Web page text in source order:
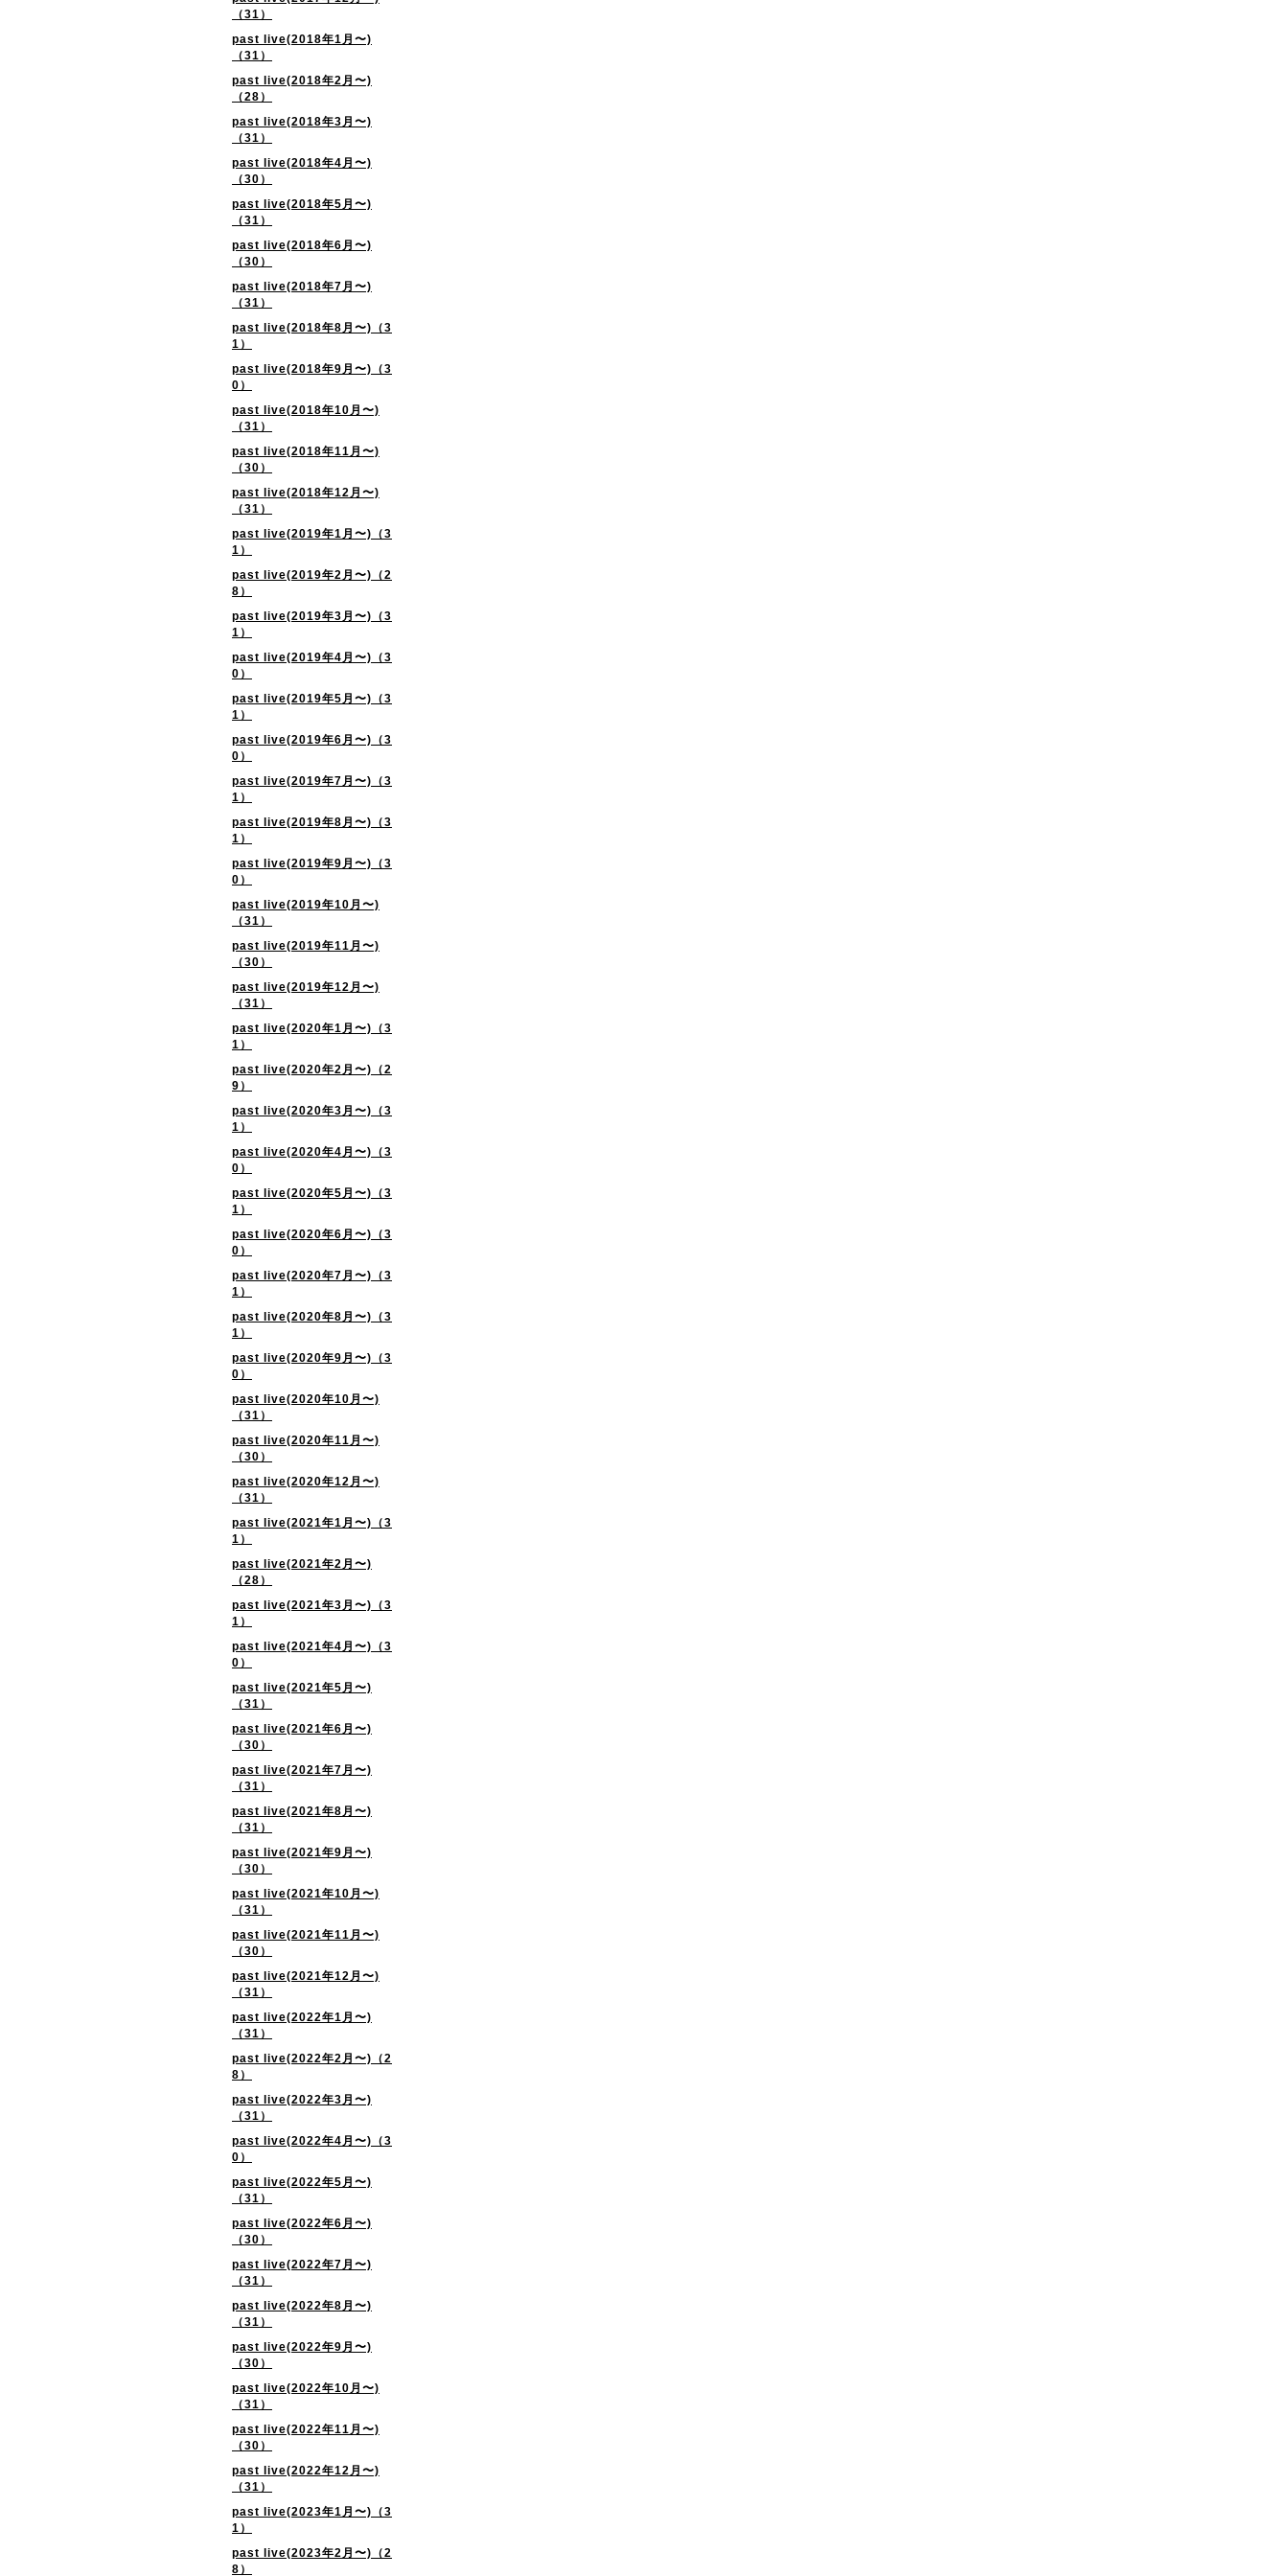
（31）
past live(2018年1月〜)
（31）
past live(2018年2月〜)
（28）
past live(2018年3月〜)
（31）
past live(2018年4月〜)
（30）
past live(2018年5月〜)
（31）
past live(2018年6月〜)
（30）
past live(2018年7月〜)
（31）
past live(2018年8月〜)（3
1）
past live(2018年9月〜)（3
0）
past live(2018年10月〜)
（31）
past live(2018年11月〜)
（30）
past live(2018年12月〜)
（31）
past live(2019年1月〜)（3
1）
past live(2019年2月〜)（2
8）
past live(2019年3月〜)（3
1）
past live(2019年4月〜)（3
0）
past live(2019年5月〜)（3
1）
past live(2019年6月〜)（3
0）
past live(2019年7月〜)（3
1）
past live(2019年8月〜)（3
1）
past live(2019年9月〜)（3
0）
past live(2019年10月〜)
（31）
past live(2019年11月〜)
（30）
past live(2019年12月〜)
（31）
past live(2020年1月〜)（3
1）
past live(2020年2月〜)（2
9）
past live(2020年3月〜)（3
1）
past live(2020年4月〜)（3
0）
past live(2020年5月〜)（3
1）
past live(2020年6月〜)（3
0）
past live(2020年7月〜)（3
1）
past live(2020年8月〜)（3
1）
past live(2020年9月〜)（3
0）
past live(2020年10月〜)
（31）
past live(2020年11月〜)
（30）
past live(2020年12月〜)
（31）
past live(2021年1月〜)（3
1）
past live(2021年2月〜)
（28）
past live(2021年3月〜)（3
1）
past live(2021年4月〜)（3
0）
past live(2021年5月〜)
（31）
past live(2021年6月〜)
（30）
past live(2021年7月〜)
（31）
past live(2021年8月〜)
（31）
past live(2021年9月〜)
（30）
past live(2021年10月〜)
（31）
past live(2021年11月〜)
（30）
past live(2021年12月〜)
（31）
past live(2022年1月〜)
（31）
past live(2022年2月〜)（2
8）
past live(2022年3月〜)
（31）
past live(2022年4月〜)（3
0）
past live(2022年5月〜)
（31）
past live(2022年6月〜)
（30）
past live(2022年7月〜)
（31）
past live(2022年8月〜)
（31）
past live(2022年9月〜)
（30）
past live(2022年10月〜)
（31）
past live(2022年11月〜)
（30）
past live(2022年12月〜)
（31）
past live(2023年1月〜)（3
1）
past live(2023年2月〜)（2
8）